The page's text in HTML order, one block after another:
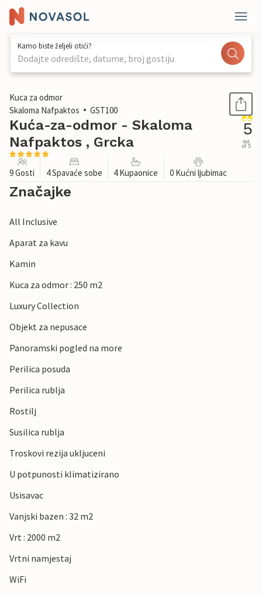
Kamo biste željeli otići?
Dodajte odredište, datume, broj gostiju
1 / 38
Kuca za odmor
Skaloma Nafpaktos
GST100
Kuća-za-odmor - Skaloma
Nafpaktos , Grcka
5
out
of 5
9 Gosti 4 Spavaće sobe 4 Kupaonice 0 Kućni ljubimac
Značajke
All Inclusive
Aparat za kavu
Kamin
Kuca za odmor : 250 m2
Luxury Collection
Objekt za nepusace
Panoramski pogled na more
Perilica posuda
Perilica rublja
Rostilj
Susilica rublja
Troskovi rezija ukljuceni
U potpunosti klimatizirano
Usisavac
Vanjski bazen : 32 m2
Vrt : 2000 m2
Vrtni namjestaj
WiFi